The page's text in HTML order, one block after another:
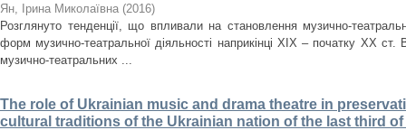
Ян, Ірина Миколаївна (2016)
Розглянуто тенденції, що впливали на становлення музично-
форм музично-театральної діяльності наприкінці ХІХ – початку ХХ ст.
музично-театральних ...
The role of Ukrainian music and drama theatre in
cultural traditions of the Ukrainian nation of the last third